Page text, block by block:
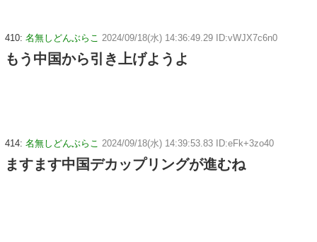
410: 名無しどんぶらこ 2024/09/18(水) 14:36:49.29 ID:vWJX7c6n0
もう中国から引き上げようよ
414: 名無しどんぶらこ 2024/09/18(水) 14:39:53.83 ID:eFk+3zo40
ますます中国デカップリングが進むね